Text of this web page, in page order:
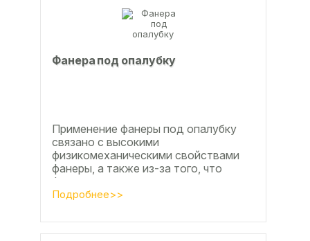
Фанера под опалубку
Применение фанеры под опалубку
связано с высокими
физикомеханическими свойствами
фанеры, а также из-за того, что
фанера позволяет получать
достаточно большие ровные
Подробнее>>